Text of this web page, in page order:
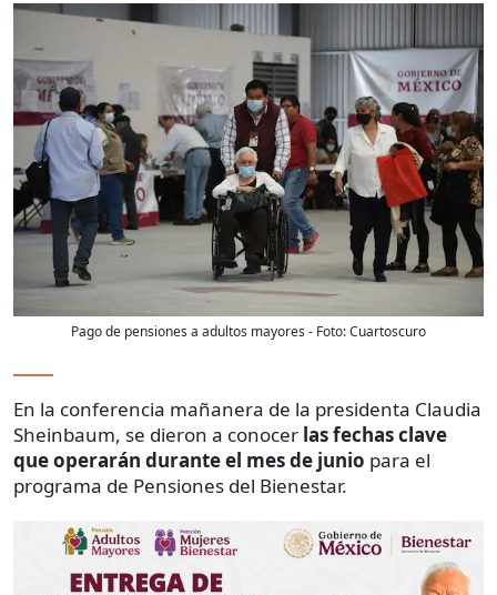
Pago de pensiones a adultos mayores - Foto:Cuartoscuro
En la conferencia mañanera de la presidenta Claudia
Sheinbaum, se dieron a conocer las fechas clave
que operarán durante el mes de junio para el
programa de Pensiones del Bienestar.